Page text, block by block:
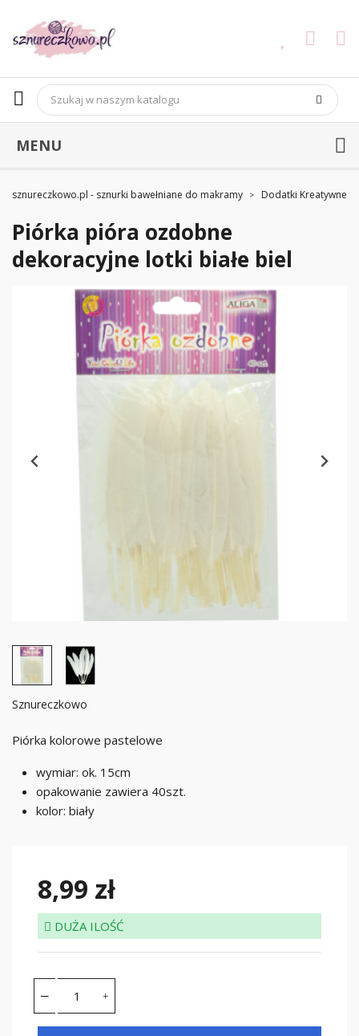
MENU
sznureczkowo.pl - sznurki bawełniane do makramy Dodatki Kreatywne
Piórka pióra ozdobne
dekoracyjne lotki białe biel
Sznureczkowo
Piórka kolorowe pastelowe
wymiar: ok. 15cm
opakowanie zawiera 40szt.
kolor: biały
8,99 zł
DUŻA ILOŚĆ